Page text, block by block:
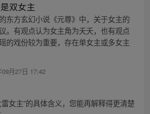
双女主
东方玄幻小说《元尊》中，关于女主的
。有观点认为女主角为夭夭，也有观点
的戏份较为重要，存在单女主或多女主
09月27日 17:42
女主”的具体含义，您能再解释得更清楚